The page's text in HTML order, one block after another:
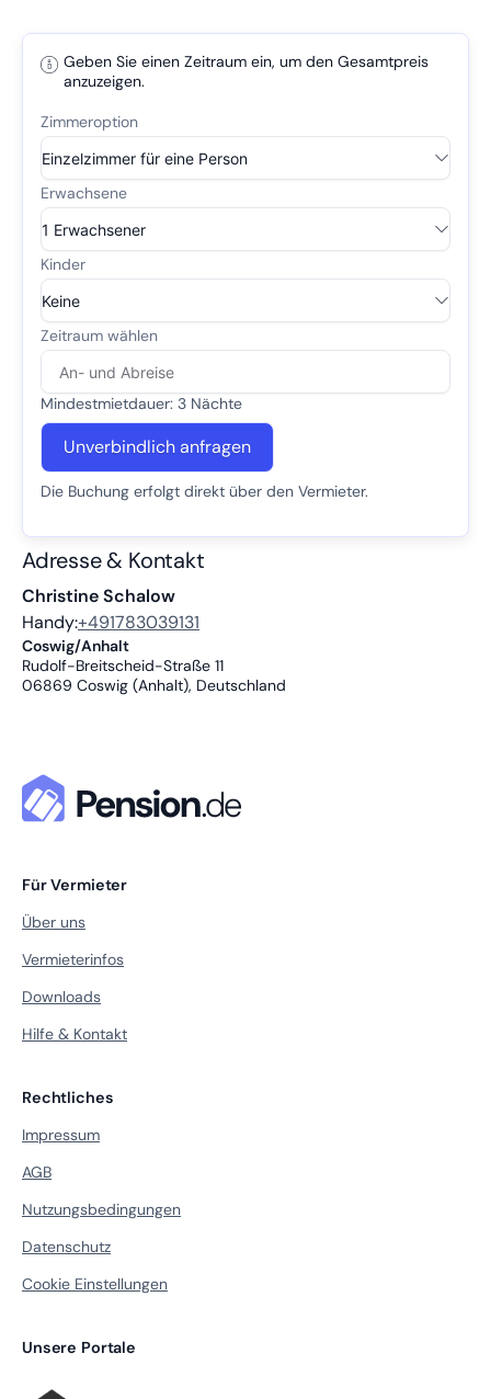
Geben Sie einen Zeitraum ein, um den Gesamtpreis
anzuzeigen.
Mindestmietdauer: 3 Nächte
Unverbindlich anfragen
Die Buchung erfolgt direkt über den Vermieter.
Adresse & Kontakt
Christine Schalow
Handy:+491783039131
Coswig/Anhalt
Rudolf-Breitscheid-Straße 11
06869 Coswig (Anhalt), Deutschland
Für Vermieter
Über uns
Vermieterinfos
Downloads
Hilfe & Kontakt
Rechtliches
Impressum
AGB
Nutzungsbedingungen
Datenschutz
Cookie Einstellungen
Unsere Portale